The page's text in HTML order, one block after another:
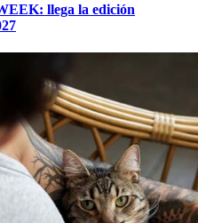
llega la edición